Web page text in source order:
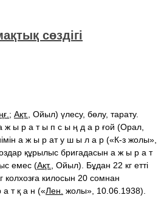
сөздігі
; Ақт. , Ойыл) үлесу, бөлу, тарату.
ж ы р а т ы п с ы ң д а р ғой (Орал,
а ж ы р ат у ш ы л а р («К-з жолы»,
құрылыс бригадасын а ж ы р а т
емес (Ақт. , Ойыл). Бұдан 22 кг етті
колхозға килосын 20 сомнан
т қ а н («Лен. жолы», 10.06.1938).